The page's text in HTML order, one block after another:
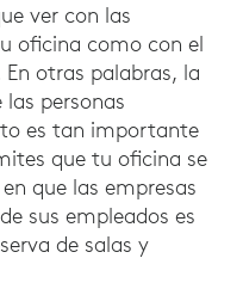
ver con las
oficina como con el
otras palabras, la
personas
es tan importante
que tu oficina se
que las empresas
sus empleados es
de salas y